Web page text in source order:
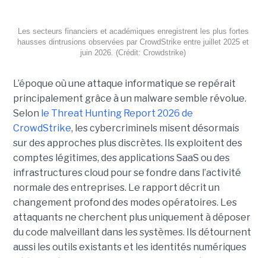
Les secteurs financiers et académiques enregistrent les plus fortes
hausses dintrusions observées par CrowdStrike entre juillet 2025 et
juin 2026. (Crédit: Crowdstrike)
L’époque où une attaque informatique se repérait
principalement grâce à un malware semble révolue.
Selon le Threat Hunting Report 2026 de
CrowdStrike, les cybercriminels misent désormais
sur des approches plus discrètes. Ils exploitent des
comptes légitimes, des applications SaaS ou des
infrastructures cloud pour se fondre dans l’activité
normale des entreprises. Le rapport décrit un
changement profond des modes opératoires. Les
attaquants ne cherchent plus uniquement à déposer
du code malveillant dans les systèmes. Ils détournent
aussi les outils existants et les identités numériques